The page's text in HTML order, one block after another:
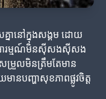
នានៅក្នុងសង្គម ដោយ
អារម្មណ៍មិនស៊ីសងស៊ីសង
ម្រួលមិនត្រឹមតែមាន
ានបញ្ហាសុខភាពផ្លូវចិត្ត